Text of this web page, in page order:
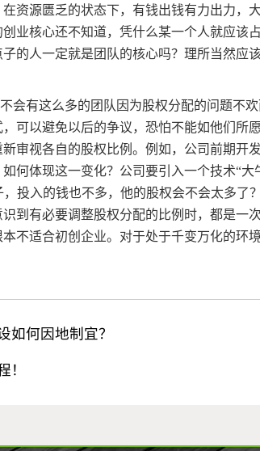
资源匮乏的状态下，有钱出钱有力出力，
业核心还不知道，凭什么某一个人就应该
的人一定就是团队的核心吗？理所当然应
会有这么多的团队因为股权分配的问题不
可以避免以后的争议，恐怕不能如他们所
审视各自的股权比例。例如，公司前期开
何体现这一变化？公司要引入一个技术“大
投入的钱也不多，他的股权会不会太多了
到有必要调整股权分配的比例时，都是一
不适合初创企业。对于处于千变万化的环
如何因地制宜？
！